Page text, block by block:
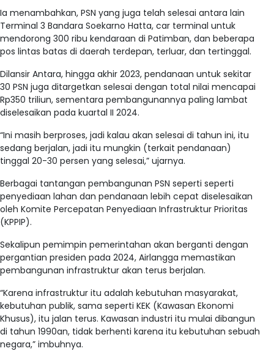
Ia menambahkan, PSN yang juga telah selesai antara lain
Terminal 3 Bandara Soekarno Hatta, car terminal untuk
mendorong 300 ribu kendaraan di Patimban, dan beberapa
pos lintas batas di daerah terdepan, terluar, dan tertinggal.
Dilansir Antara, hingga akhir 2023, pendanaan untuk sekitar
30 PSN juga ditargetkan selesai dengan total nilai mencapai
Rp350 triliun, sementara pembangunannya paling lambat
diselesaikan pada kuartal II 2024.
“Ini masih berproses, jadi kalau akan selesai di tahun ini, itu
sedang berjalan, jadi itu mungkin (terkait pendanaan)
tinggal 20-30 persen yang selesai,” ujarnya.
Berbagai tantangan pembangunan PSN seperti seperti
penyediaan lahan dan pendanaan lebih cepat diselesaikan
oleh Komite Percepatan Penyediaan Infrastruktur Prioritas
(KPPIP).
Sekalipun pemimpin pemerintahan akan berganti dengan
pergantian presiden pada 2024, Airlangga memastikan
pembangunan infrastruktur akan terus berjalan.
“Karena infrastruktur itu adalah kebutuhan masyarakat,
kebutuhan publik, sama seperti KEK (Kawasan Ekonomi
Khusus), itu jalan terus. Kawasan industri itu mulai dibangun
di tahun 1990an, tidak berhenti karena itu kebutuhan sebuah
negara,” imbuhnya.